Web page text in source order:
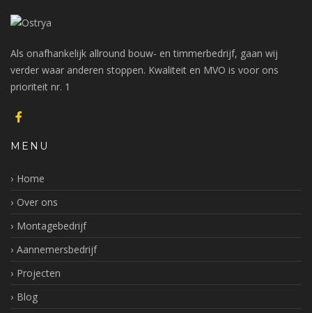
Als onafhankelijk allround bouw- en timmerbedrijf, gaan wij
verder waar anderen stoppen. Kwaliteit en MVO is voor ons
prioriteit nr. 1
MENU
Home
Over ons
Montagebedrijf
Aannemersbedrijf
Projecten
Blog